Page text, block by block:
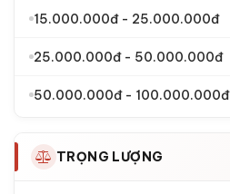
15.000.000đ - 25.000.000đ
25.000.000đ - 50.000.000đ
50.000.000đ - 100.000.000đ
TRỌNG LƯỢNG